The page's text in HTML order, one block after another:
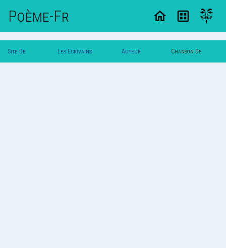
Poème-Fr
Site De Les Ecrivains Auteur Chanson De